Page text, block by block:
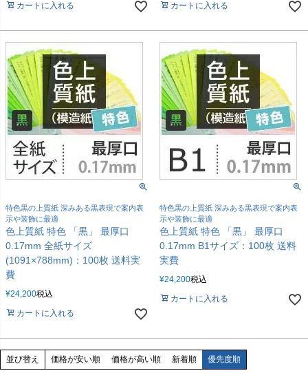
カートに入れる カートに入れる
特色黒の上質紙 深みある黒表現で案内表
示や装飾に最適
色上質紙 特色 「黒」 最厚口
0.17mm 全紙サイズ
(1091×788mm)：100枚 送料実
費
¥24,200税込
カートに入れる
特色黒の上質紙 深みある黒表現で案内表
示や装飾に最適
色上質紙 特色 「黒」 最厚口
0.17mm B1サイズ：100枚 送料
実費
¥24,200税込
カートに入れる
並び替え 価格が安い順 価格が高い順 新着順 優先度順